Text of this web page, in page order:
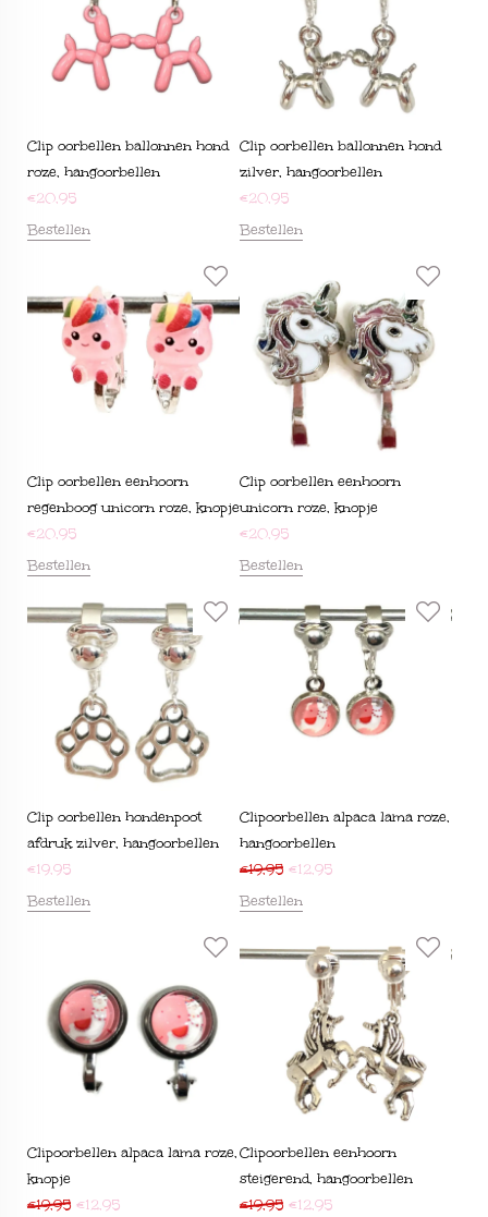
Clip oorbellen ballonnen hond
roze, hangoorbellen
€20,95
Bestellen
Clip oorbellen ballonnen hond
zilver, hangoorbellen
€20,95
Bestellen
Clip oorbellen eenhoorn
regenboog unicorn roze, knopje
€20,95
Bestellen
Clip oorbellen eenhoorn
unicorn roze, knopje
€20,95
Bestellen
Clip oorbellen hondenpoot
afdruk zilver, hangoorbellen
€19,95
Bestellen
Clipoorbellen alpaca lama roze,
hangoorbellen
€19,95 €12,95
Bestellen
Clipoorbellen alpaca lama roze,
knopje
€19,95 €12,95
Clipoorbellen eenhoorn
steigerend, hangoorbellen
€19,95 €12,95